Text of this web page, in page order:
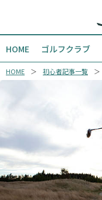
HOME ゴルフクラブ
HOME 初心者記事一覧